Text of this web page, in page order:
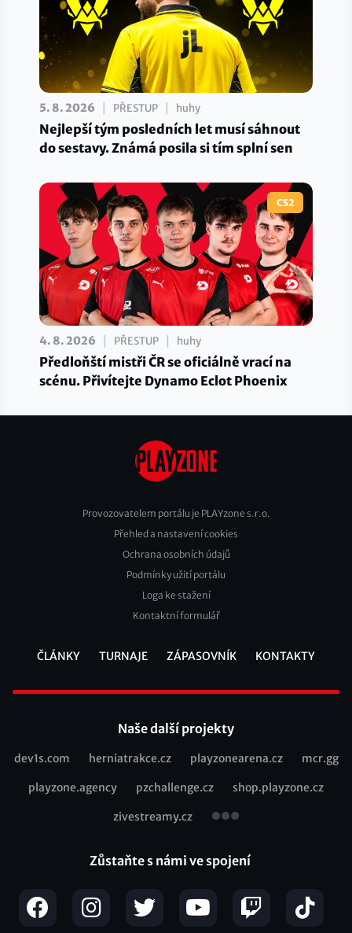
5. 8. 2026 PŘESTUP huhy
Nejlepší tým posledních let musí sáhnout
do sestavy. Známá posila si tím splní sen
CS2
4. 8. 2026 PŘESTUP huhy
Předloňští mistři ČR se oficiálně vrací na
scénu. Přivítejte Dynamo Eclot Phoenix
Footer
Provozovatelem portálu je PLAYzone s.r.o.
Přehled a nastavení cookies
Ochrana osobních údajů
Podmínky užití portálu
Loga ke stažení
Kontaktní formulář
ČLÁNKY TURNAJE ZÁPASOVNÍK KONTAKTY
Naše další projekty
Recommended
dev1s.com herniatrakce.cz playzonearena.cz mcr.gg
playzone.agency pzchallenge.cz shop.playzone.cz
zivestreamy.cz
Zůstaňte s námi ve spojení